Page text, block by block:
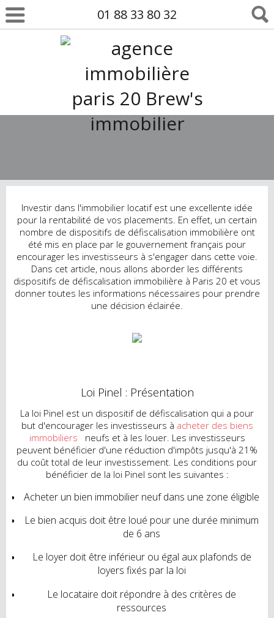
01 88 33 80 32
Investir dans l'immobilier locatif est une excellente idée
pour la rentabilité de vos placements. En effet, un certain
nombre de dispositifs de défiscalisation immobilière ont
été mis en place par le gouvernement français pour
encourager les investisseurs à s'engager dans cette voie.
Dans cet article, nous allons aborder les différents
dispositifs de défiscalisation immobilière à Paris 20 et vous
donner toutes les informations nécessaires pour prendre
une décision éclairée.
Loi Pinel : Présentation
La loi Pinel est un dispositif de défiscalisation qui a pour
but d'encourager les investisseurs à acheter des biens
immobiliers neufs et à les louer. Les investisseurs
peuvent bénéficier d'une réduction d'impôts jusqu'à 21%
du coût total de leur investissement. Les conditions pour
bénéficier de la loi Pinel sont les suivantes :
Acheter un bien immobilier neuf dans une zone éligible
Le bien acquis doit être loué pour une durée minimum
de 6 ans
Le loyer doit être inférieur ou égal aux plafonds de
loyers fixés par la loi
Le locataire doit répondre à des critères de
ressources